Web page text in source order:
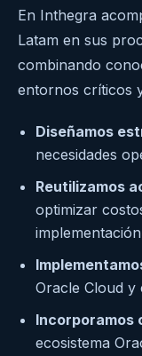
En Inthegra
Latam en sus
combinando
entornos críticos
Diseñamos
necesidades
Reutilizamos
optimizar
Oracle Cloud y
Incorporamos
ecosistema